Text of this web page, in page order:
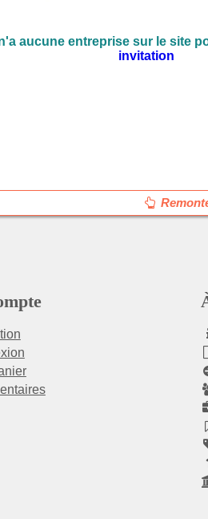
aucune entreprise sur le site
invitation